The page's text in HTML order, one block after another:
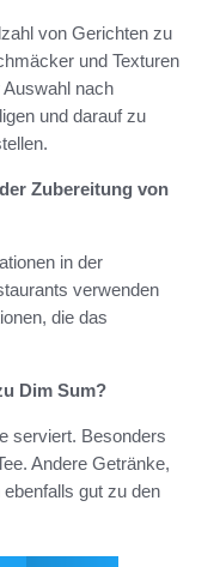
von Gerichten zu
und Texturen
nach
und darauf zu
Zubereitung von
in der
verwenden
die das
Dim Sum?
serviert. Besonders
Andere Getränke,
gut zu den